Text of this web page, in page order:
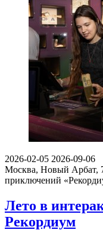
2026-02-05 2026-09-06
Москва, Новый Арбат,
приключений
Лето в
Рекордиум